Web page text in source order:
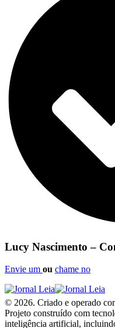
Lucy Nascimento –
Envie um ou chame no
© 2026. Criado e operado
Projeto construído com
inteligência artificial,